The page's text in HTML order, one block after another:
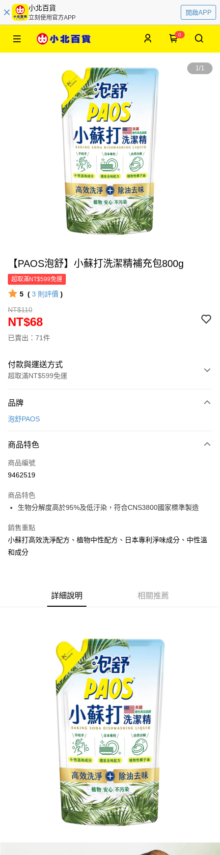
小北百貨
立刻使用官方APP
開啟APP
0
1/1
【PAOS泡舒】小蘇打洗潔精補充包800g
超取滿NT$599免運
5 ( 3 則評價 )
NT$110
NT$68
已賣出：71件
付款與運送方式
超取滿NT$599免運
信用卡一次付款
LINE Pay
Apple Pay
悠遊付
AFTEE先享後付
相關說明
２．便利：只要手機號碼，簡訊認證，即可結帳。
結帳頁面，進行簡訊認證並確認金額後，即可完成結帳。
２．訂單成立數日內，您將收到繳費通知簡訊。
３．收到繳費通知簡訊後14天內，點擊此簡訊中的連結，可透過四大超商／
ATM／網路銀行／等多元方式進行付款，方視為交易完成。
※ 請注意：結帳手續完成當下不需立刻繳費，但若您需要取消訂單，請聯絡
購買商品的店家。未經商家同意取消之訂單仍視為有效，需透過AFTEE先享
後付繳納相關費用。
※ 交易是否成功請以「AFTEE先享後付 」之結帳頁面顯示為準，若有關於
是否繳費成功／繳費後需取消欲退款等相關疑問，請聯繫「AFTEE先享後付
https://netprotections.freshdesk.com/support/home
１．透過由恩沛科技股份有限公司提供之「AFTEE先享後付」服務完成之交
易，需依本服務之必要範圍內提供個人資料，並將交易相關給付款項請求債
權轉讓予恩沛科技股份有限公司。
２．關於個人資料處理事宜，請瀏覽以下網址：
https://aftee.tw/terms/#terms3
３．未成年的使用者請事先徵得法定代理人或監護人之同意方可使用
「AFTEE先享後付」，若未經同意申辦者引起之損失，本公司不負相關責
４．使用「AFTEE先享後付」時，將依據個別帳號之用戶狀況，依本公司即
時審查核予不同之上限額度；若仍有額度不足之情形，本公司將視審查結果
５．嚴禁一人註冊多個帳號或使用他人資訊註冊。若發現惡意使用之情形，
恩沛科技股份有限公司將有權停止該用戶之使用額度並採取法律行動。
全家取貨付款
每筆NT$60，滿NT$599(含以上)免運費
每筆NT$60，滿NT$599(含以上)免運費
每筆NT$60，滿NT$599(含以上)免運費
每筆NT$120，滿NT$899(含以上)免運費
品牌
泡舒PAOS
商品特色
商品編號
9462519
商品特色
生物分解度高於95%及低汙染，符合CNS3800國家標準製造
銷售重點
小蘇打高效洗淨配方、植物中性配方、日本專利淨味成分、中性溫
和成分
詳細說明 相關推薦